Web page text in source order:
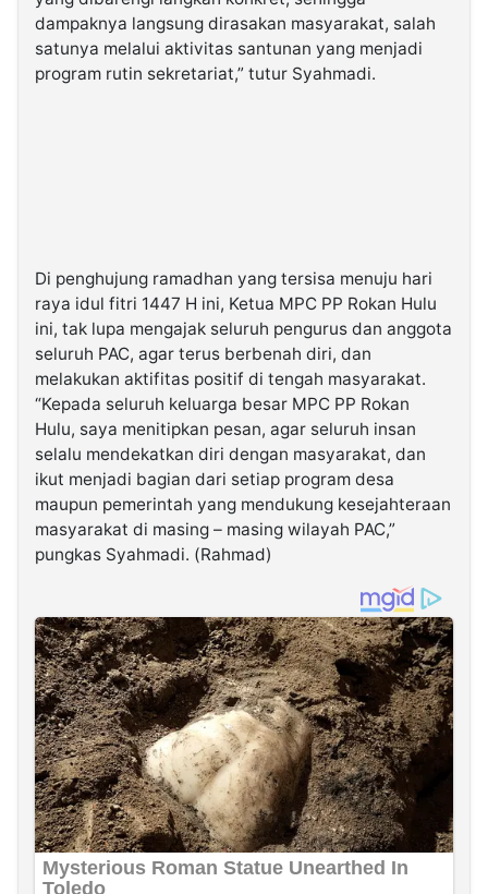
dampaknya langsung dirasakan masyarakat, salah
satunya melalui aktivitas santunan yang menjadi
program rutin sekretariat,” tutur Syahmadi.
Di penghujung ramadhan yang tersisa menuju hari
raya idul fitri 1447 H ini, Ketua MPC PP Rokan Hulu
ini, tak lupa mengajak seluruh pengurus dan anggota
seluruh PAC, agar terus berbenah diri, dan
melakukan aktifitas positif di tengah masyarakat.
“Kepada seluruh keluarga besar MPC PP Rokan
Hulu, saya menitipkan pesan, agar seluruh insan
selalu mendekatkan diri dengan masyarakat, dan
ikut menjadi bagian dari setiap program desa
maupun pemerintah yang mendukung kesejahteraan
masyarakat di masing – masing wilayah PAC,”
pungkas Syahmadi. (Rahmad)